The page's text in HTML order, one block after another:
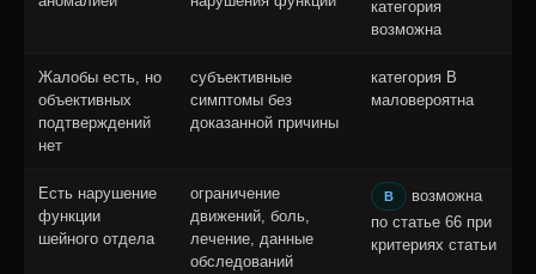
категория
возможна
Жалобы есть, но
объективных
подтверждений
нет
субъективные
симптомы без
доказанной причины
категория В
маловероятна
Есть нарушение
функции
шейного отдела
ограничение
движений, боль,
лечение, данные
обследований
В
возможна
по статье 66 при
критериях статьи